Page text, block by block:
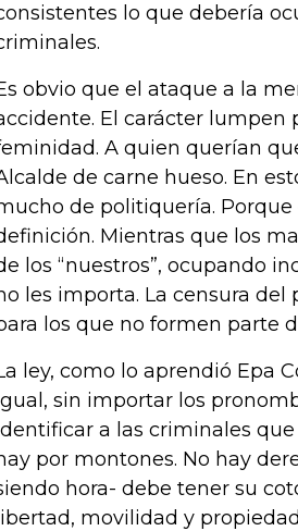
lo que debería
obvio que el ataque a la
El carácter lumpen
A quien querían
de carne hueso. En
de politiquería.
Mientras que los
los “nuestros”, ocupando
les importa. La censura
los que no formen parte
ley, como lo aprendió Epa
sin importar los
a las criminales
por montones. No hay
hora- debe tener su
libertad, movilidad y